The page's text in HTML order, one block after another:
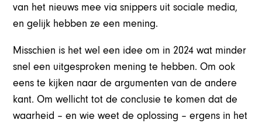
van het nieuws mee via snippers uit sociale media,
en gelijk hebben ze een mening.
Misschien is het wel een idee om in 2024 wat minder
snel een uitgesproken mening te hebben. Om ook
eens te kijken naar de argumenten van de andere
kant. Om wellicht tot de conclusie te komen dat de
waarheid – en wie weet de oplossing – ergens in het